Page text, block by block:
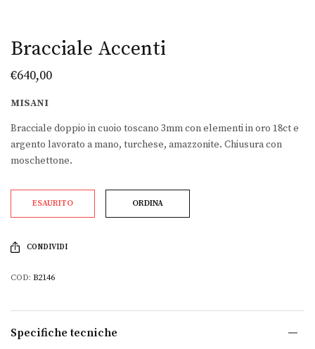
Bracciale Accenti
€640,00
MISANI
Bracciale doppio in cuoio toscano 3mm con elementi in oro 18ct e
argento lavorato a mano, turchese, amazzonite. Chiusura con
moschettone.
ESAURITO ORDINA
CONDIVIDI
COD: B2146
Specifiche tecniche